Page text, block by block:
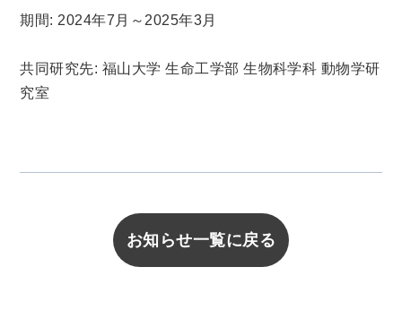
期間: 2024年7月～2025年3月
共同研究先: 福山大学 生命工学部 生物科学科 動物学研
究室
お知らせ一覧に戻る